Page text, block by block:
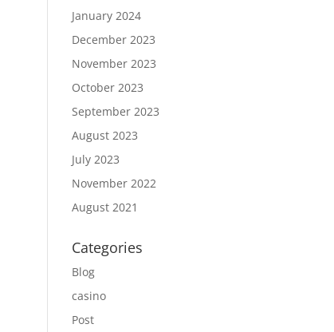
January 2024
December 2023
November 2023
October 2023
September 2023
August 2023
July 2023
November 2022
August 2021
Categories
Blog
casino
Post